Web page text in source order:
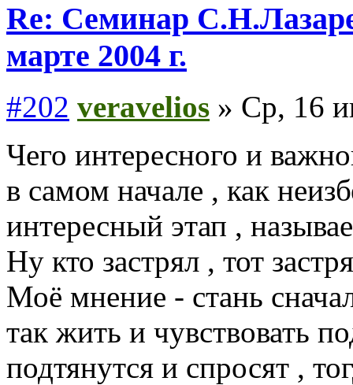
Re: Семинар
марте 2004 г.
#202 veravelios » Ср, 16
Чего интересного и
в самом начале , как
интересный этап ,
Ну кто застрял , тот
Моё мнение - стань
так жить и чувствовать
подтянутся и спросят ,